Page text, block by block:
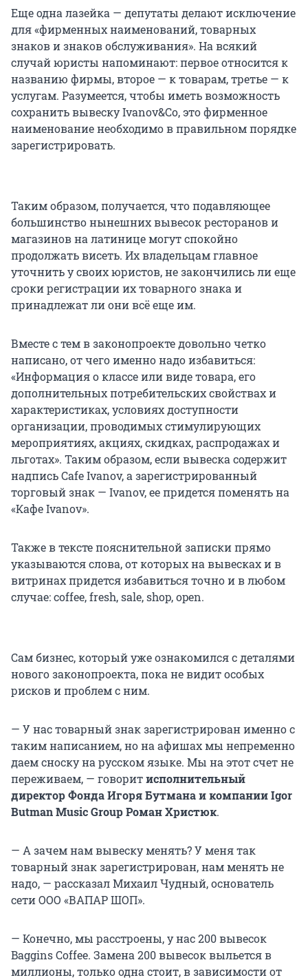
Еще одна лазейка — депутаты делают исключение
для «фирменных наименований, товарных
знаков и знаков обслуживания». На всякий
случай юристы напоминают: первое относится к
названию фирмы, второе — к товарам, третье — к
услугам. Разумеется, чтобы иметь возможность
сохранить вывеску Ivanov&Сo, это фирменное
наименование необходимо в правильном порядке
зарегистрировать.
Таким образом, получается, что подавляющее
большинство нынешних вывесок ресторанов и
магазинов на латинице могут спокойно
продолжать висеть. Их владельцам главное
уточнить у своих юристов, не закончились ли еще
сроки регистрации их товарного знака и
принадлежат ли они всё еще им.
Вместе с тем в законопроекте довольно четко
написано, от чего именно надо избавиться:
«Информация о классе или виде товара, его
дополнительных потребительских свойствах и
характеристиках, условиях доступности
организации, проводимых стимулирующих
мероприятиях, акциях, скидках, распродажах и
льготах». Таким образом, если вывеска содержит
надпись Cafe Ivanov, а зарегистрированный
торговый знак — Ivanov, ее придется поменять на
«Кафе Ivanov».
Также в тексте пояснительной записки прямо
указываются слова, от которых на вывесках и в
витринах придется избавиться точно и в любом
случае: coffee, fresh, sale, shop, open.
Сам бизнес, который уже ознакомился с деталями
нового законопроекта, пока не видит особых
рисков и проблем с ним.
— У нас товарный знак зарегистрирован именно с
таким написанием, но на афишах мы непременно
даем сноску на русском языке. Мы на этот счет не
переживаем, — говоритисполнительный
директор Фонда Игоря Бутмана и компании Igor
Butman Music Group Роман Христюк.
— А зачем нам вывеску менять? У меня так
товарный знак зарегистрирован, нам менять не
надо, — рассказал Михаил Чудный, основатель
сети ООО «ВАПАР ШОП».
— Конечно, мы расстроены, у нас 200 вывесок
Baggins Coffee. Замена 200 вывесок выльется в
миллионы, только одна стоит, в зависимости от